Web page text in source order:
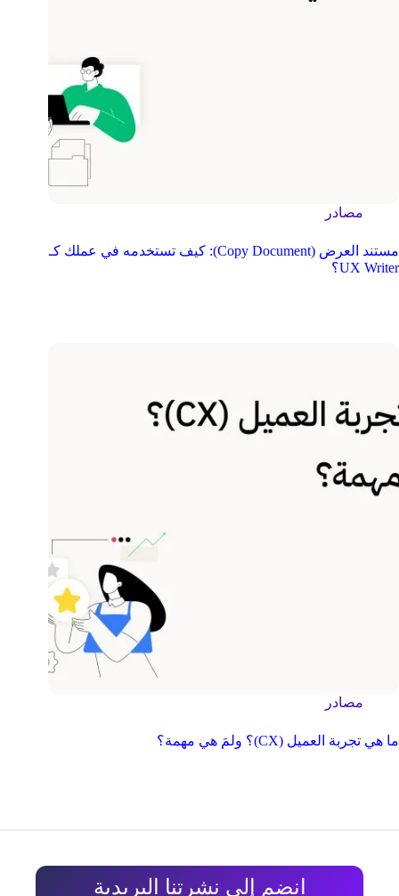
مصادر
مستند العرض (Copy Document): كيف تستخدمه في عملك كـ
UX Writer؟
مصادر
ما هي تجربة العميل (CX)؟ ولمَ هي مهمة؟
انضم إلى نشرتنا البريدية